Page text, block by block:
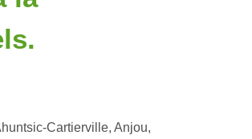
Cartierville, Anjou,